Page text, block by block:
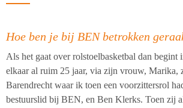
Hoe ben je bij BEN betrokken
Als het gaat over rolstoelbasketbal dan
elkaar al ruim 25 jaar, via zijn vrouw, Marika,
Barendrecht waar ik toen een voorzittersrol
bestuurslid bij BEN, en Ben Klerks. Toen zij